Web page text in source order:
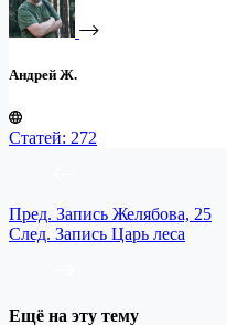
Андрей Ж.
Статей: 272
Пред. Запись Желябова, 25
След. Запись Царь леса
Ещё на эту тему